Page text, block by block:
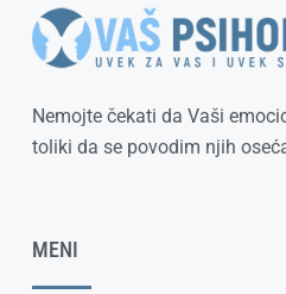
Nemojte čekati da Vaši
toliki da se povodim njih
MENI